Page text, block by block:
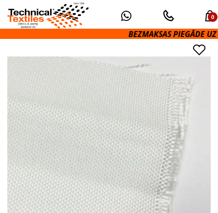
0
BEZMAKSAS PIEGĀDE UZ